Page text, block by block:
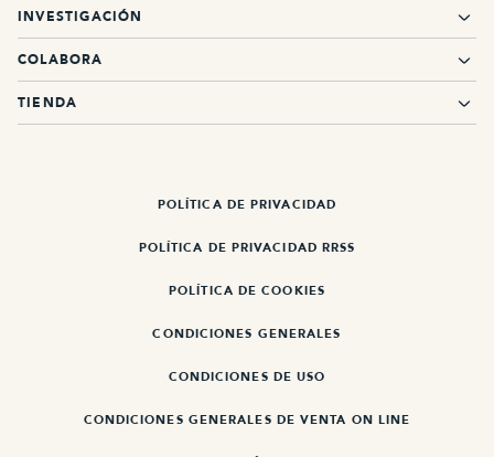
INVESTIGACIÓN
COLABORA
TIENDA
POLÍTICA DE PRIVACIDAD
POLÍTICA DE PRIVACIDAD RRSS
POLÍTICA DE COOKIES
CONDICIONES GENERALES
CONDICIONES DE USO
CONDICIONES GENERALES DE VENTA ON LINE